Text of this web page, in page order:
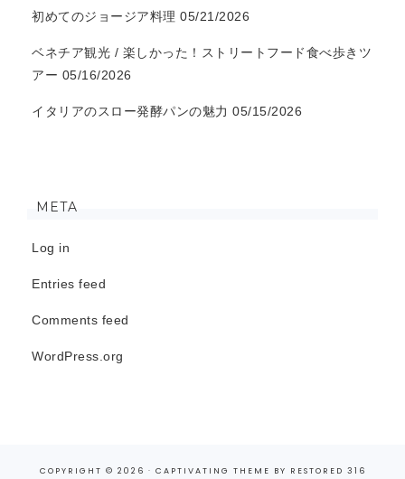
初めてのジョージア料理 05/21/2026
ベネチア観光 / 楽しかった！ストリートフード食べ歩きツ
アー 05/16/2026
イタリアのスロー発酵パンの魅力 05/15/2026
META
Log in
Entries feed
Comments feed
WordPress.org
COPYRIGHT © 2026 · CAPTIVATING THEME BY RESTORED 316